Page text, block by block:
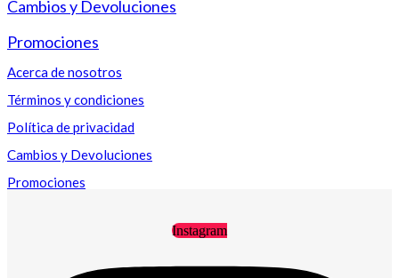
Cambios y Devoluciones
Promociones
Acerca de nosotros
Términos y condiciones
Política de privacidad
Cambios y Devoluciones
Promociones
Instagram